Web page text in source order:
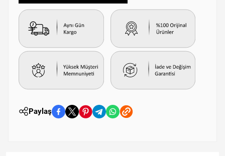
Paylaş